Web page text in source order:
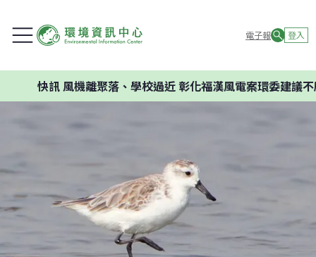
電子報 登入
風機離聚落、學校過近 彰化福漢風電案環委建議不應開發